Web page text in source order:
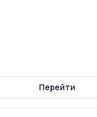
Перейти